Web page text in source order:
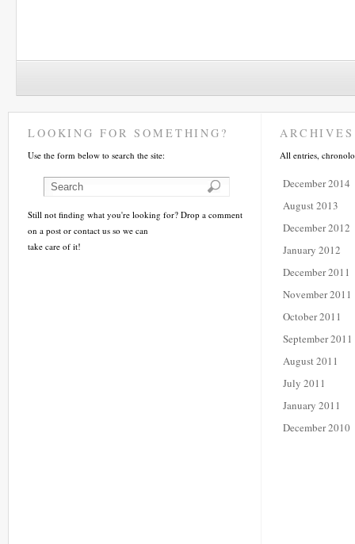
LOOKING FOR SOMETHING?
Use the form below to search the site:
Still not finding what you're looking for? Drop a comment
on a post or contact us so we can
take care of it!
ARCHIVES
All entries,
December 2014
August 2013
December 2012
January 2012
December 2011
November 2011
October 2011
September 2011
August 2011
July 2011
January 2011
December 2010